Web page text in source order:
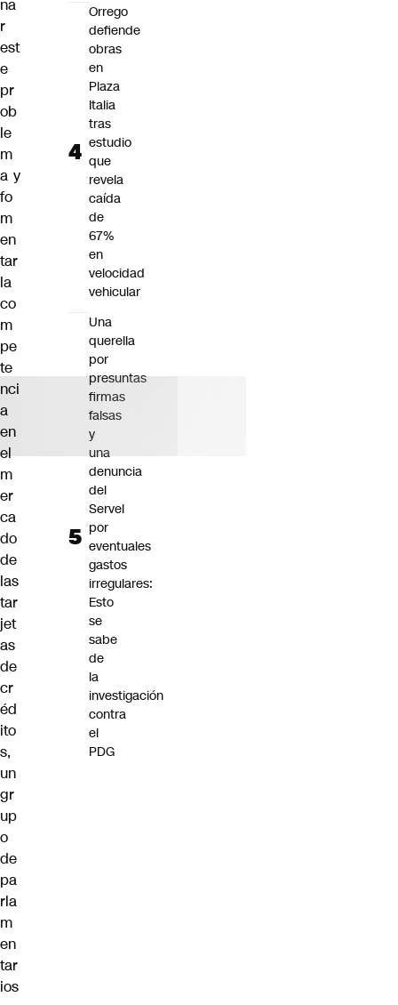
na
r
est
e
pr
ob
le
m
a y
fo
m
en
tar
la
co
m
pe
te
nci
a
en
el
m
er
ca
do
de
las
tar
jet
as
de
cr
éd
ito
s,
un
gr
up
o
de
pa
rla
m
en
tar
ios
Orrego
defiende
obras
en
Plaza
Italia
tras
estudio
que
revela
caída
de
67%
en
velocidad
vehicular
Una
querella
por
presuntas
firmas
falsas
y
una
denuncia
del
Servel
por
eventuales
gastos
irregulares:
Esto
se
sabe
de
la
investigación
contra
el
PDG